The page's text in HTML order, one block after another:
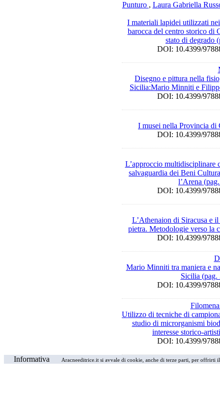
Punturo , Laura Gabriella
I materiali lapidei utilizzati
barocca del centro storico di
stato di degrado
DOI: 10.4399/
Disegno e pittura nella
Sicilia:Mario Minniti e
DOI: 10.4399/
I musei nella Provincia di
DOI: 10.4399/
L’approccio multidisciplinare
salvaguardia dei Beni
l’Arena
DOI: 10.4399/
L’Athenaion di Siracusa e
pietra. Metodologie verso la
DOI: 10.4399/
Mario Minniti tra maniera e
Sicilia (pag.
DOI: 10.4399/
Utilizzo di tecniche di
studio di microrganismi
interesse storico-
DOI: 10.4399/
Informativa Aracneeditrice.it si avvale di cookie, anche di terze parti, per